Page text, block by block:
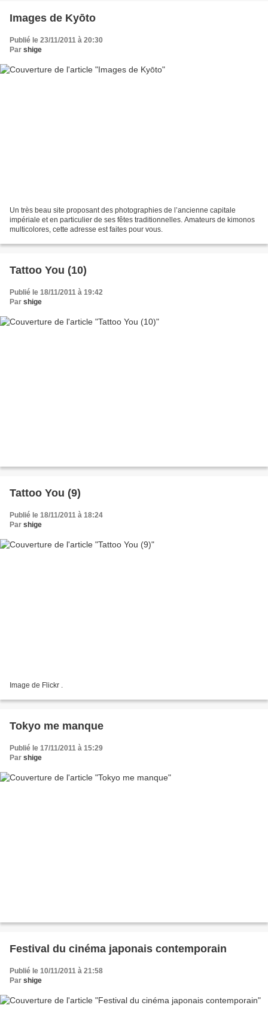
Images de Kyōto
Publié le 23/11/2011 à 20:30
Par shige
Un très beau site proposant des photographies de l’ancienne capitale
impériale et en particulier de ses fêtes traditionnelles. Amateurs de kimonos
multicolores, cette adresse est faites pour vous.
Tattoo You (10)
Publié le 18/11/2011 à 19:42
Par shige
Tattoo You (9)
Publié le 18/11/2011 à 18:24
Par shige
Image de Flickr .
Tokyo me manque
Publié le 17/11/2011 à 15:29
Par shige
Festival du cinéma japonais contemporain
Publié le 10/11/2011 à 21:58
Par shige